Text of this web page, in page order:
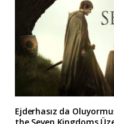
Ejderhasız da
the Seven Kingdoms